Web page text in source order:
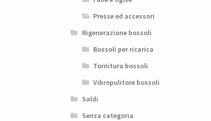
Presse ed accessori
Rigenerazione bossoli
Bossoli per ricarica
Tornitura bossoli
Vibropulitore bossoli
Saldi
Senza categoria